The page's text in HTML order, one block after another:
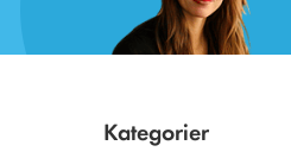
Kategorier